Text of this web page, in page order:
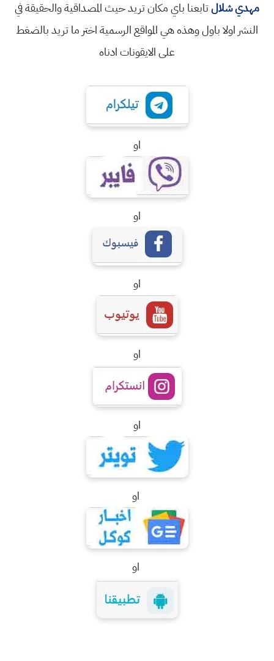
مهدي شلالتابعنا باي مكان تريد حيث المصداقية والحقيقة في
النشر اولا باول وهذه هي المواقع الرسمية اختر ما تريد بالضغط
على الايقونات ادناه
او
او
او
او
او
او
او